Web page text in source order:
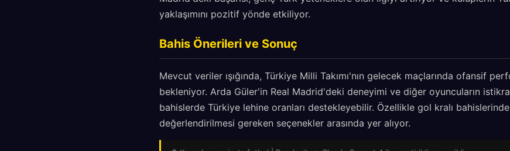
yaklaşımını pozitif yönde etkiliyor.
Bahis Önerileri ve Sonuç
Mevcut veriler ışığında, Türkiye Milli Takımı'nın gelecek maçlarında ofansif
bekleniyor. Arda Güler'in Real Madrid'deki deneyimi ve diğer oyuncuların
bahislerde Türkiye lehine oranları destekleyebilir. Özellikle gol kralı
değerlendirilmesi gereken seçenekler arasında yer alıyor.